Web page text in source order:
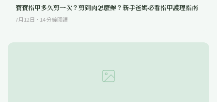
寶寶指甲多久剪一次？剪到肉怎麼辦？新手爸媽必看指甲護理指南
7月12日 · 14分鐘閱讀